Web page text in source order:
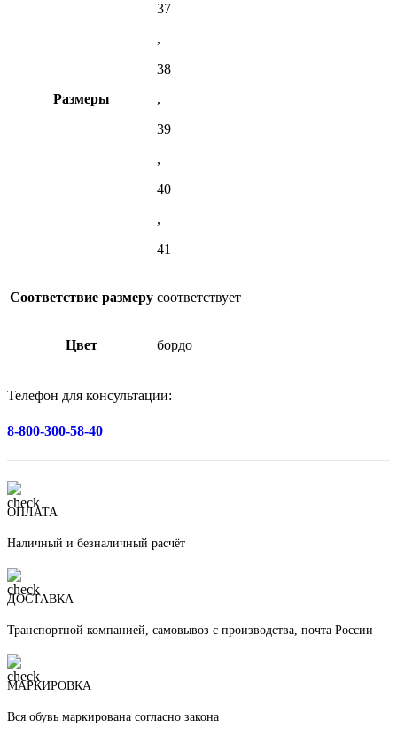
Размеры
37
,
38
,
39
,
40
,
41
Соответствие размеру соответствует
Цвет бордо
Телефон для консультации:
8-800-300-58-40
ОПЛАТА
Наличный и безналичный расчёт
ДОСТАВКА
Транспортной компанией, самовывоз с производства, почта России
МАРКИРОВКА
Вся обувь маркирована согласно закона